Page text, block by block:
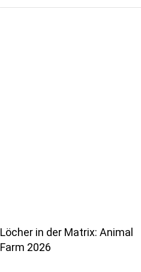
Löcher in der Matrix: Animal
Farm 2026